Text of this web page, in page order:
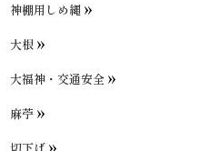
神棚用しめ縄
大根
大福神・交通安全
麻苧